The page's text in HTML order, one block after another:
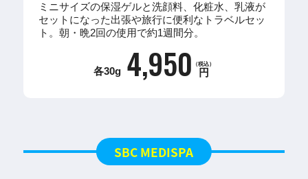
ミニサイズの保湿ゲルと洗顔料、化粧水、乳液が
セットになった出張や旅行に便利なトラベルセッ
ト。朝・晩2回の使用で約1週間分。
各30g 4,950 （税込）
円
SBC MEDISPA